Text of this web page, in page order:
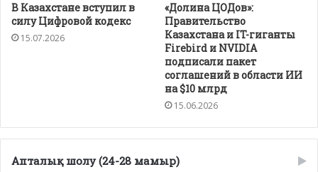
В Казахстане вступил в
силу Цифровой кодекс
15.07.2026
«Долина ЦОДов»:
Правительство
Казахстана и IT-гиганты
Firebird и NVIDIA
подписали пакет
соглашений в области ИИ
на $10 млрд
15.06.2026
Апталық шолу (24-28 мамыр)